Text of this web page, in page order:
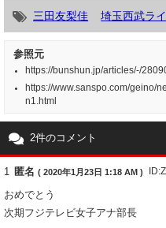
三田友梨佳 埼玉西武ラ
参照元
https://bunshun.jp/articles/-/
https://www.sanspo.com/geino/
n1.html
2件のコメント
1 匿名 ( 2020年1月23日 1:18 AM )
おめでとう
次期フジテレビ女子アナ部長